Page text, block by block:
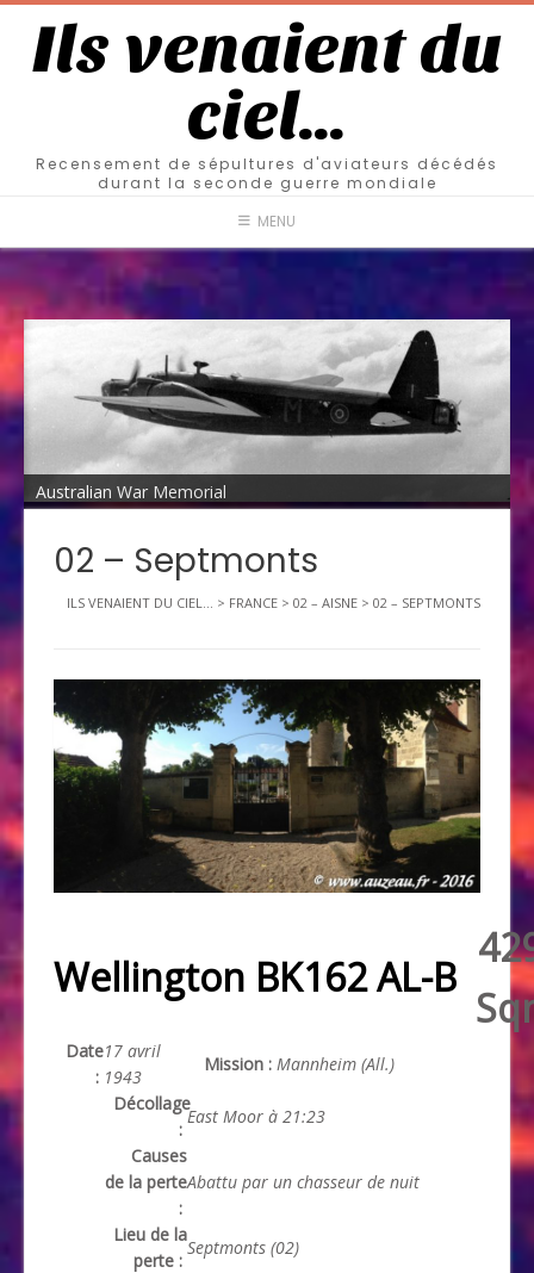
Ils venaient du
ciel…
Recensement de sépultures d'aviateurs décédés
durant la seconde guerre mondiale
MENU
Australian War Memorial
02 – Septmonts
ILS VENAIENT DU CIEL... > FRANCE > 02 – AISNE > 02 – SEPTMONTS
Wellington BK162 AL-B
Date
:
17 avril
1943
Mission : Mannheim (All.)
Décollage
:
East Moor à 21:23
Causes
de la perte
:
Abattu par un chasseur de nuit
Lieu de la
perte :
Septmonts (02)